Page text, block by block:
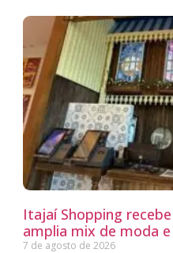
Itajaí Shopping
amplia mix de moda
7 de agosto de 2026